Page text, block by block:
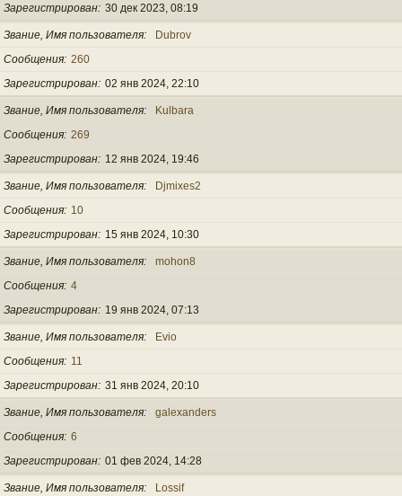
Зарегистрирован 30 дек 2023, 08:19
Звание, Имя пользователя
Dubrov
Сообщения 260
Зарегистрирован 02 янв 2024, 22:10
Звание, Имя пользователя
Kulbara
Сообщения 269
Зарегистрирован
12 янв 2024, 19:46
Звание, Имя пользователя
Djmixes2
Сообщения
10
Зарегистрирован
15 янв 2024, 10:30
Звание, Имя пользователя
mohon8
Сообщения 4
Зарегистрирован
19 янв 2024, 07:13
Звание, Имя пользователя
Evio
Сообщения
11
Зарегистрирован 31 янв 2024, 20:10
Звание, Имя пользователя
galexanders
Сообщения 6
Зарегистрирован 01 фев 2024, 14:28
Звание, Имя пользователя
Lossif